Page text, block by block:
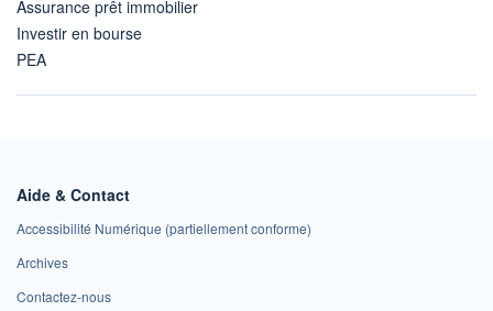
Assurance prêt immobilier
Investir en bourse
PEA
Aide & Contact
Accessibilité Numérique (partiellement conforme)
Archives
Contactez-nous